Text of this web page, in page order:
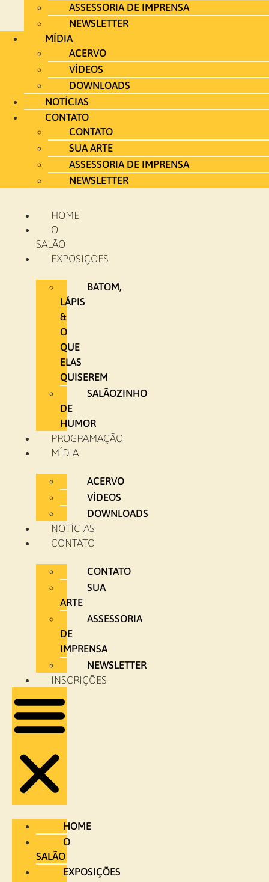
ASSESSORIA DE IMPRENSA
NEWSLETTER
MÍDIA
ACERVO
VÍDEOS
DOWNLOADS
NOTÍCIAS
CONTATO
CONTATO
SUA ARTE
ASSESSORIA DE IMPRENSA
NEWSLETTER
HOME
O
SALÃO
EXPOSIÇÕES
BATOM,
LÁPIS
&
O
QUE
ELAS
QUISEREM
SALÃOZINHO
DE
HUMOR
PROGRAMAÇÃO
MÍDIA
ACERVO
VÍDEOS
DOWNLOADS
NOTÍCIAS
CONTATO
CONTATO
SUA
ARTE
ASSESSORIA
DE
IMPRENSA
NEWSLETTER
INSCRIÇÕES
HOME
O
SALÃO
EXPOSIÇÕES